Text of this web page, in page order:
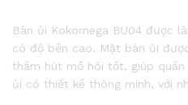
Bàn ủi Kokomega BU04 được
có độ bền cao. Mặt bàn ủi
thấm hút mồ hôi tốt, giúp quần
ủi có thiết kế thông minh, với